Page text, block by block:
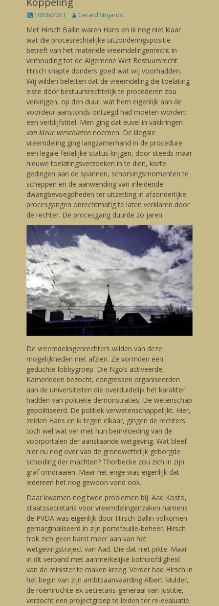
Posted
10/06/2023 Author
Gerard Strijards
Met Hirsch Ballin waren Hans en ik nog niet klaar
wat die procesrechtelijke uitzonderingspositie
betreft van het materiële vreemdelingenrecht in
verhouding tot de Algemene Wet Bestuursrecht.
Hirsch snapte donders goed wat wij voorhadden.
Wij wilden beletten dat de vreemdeling die toelating
eiste dóór bestuursrechtelijk te procederen zou
verkrijgen, op den duur, wat hem eigenlijk aan de
voordeur aanstonds ontzegd had moeten worden:
een verblijfstitel. Men ging dat euvel in vakkringen
van kleur verschieten noemen. De illegale
vreemdeling ging langzamerhand in de procedure
een legale feitelijke status krijgen, door steeds maar
nieuwe toelatingsverzoeken in te dien, korte
gedingen aan de spannen, schorsingsmomenten te
scheppen en de aanwending van inleidende
dwangbevoegdheden ter uitzetting in afzonderlijke
procesgangen onrechtmatig te laten verklaren door
de rechter. De procesgang duurde zo jaren.
De vreemdelingenrechters wilden van deze
mogelijkheden niet afzien. Ze vormden een
geduchte lobbygroep. Die Ngo’s activeerde,
Kamerleden bezocht, congressen organiseerden
aan de universiteiten die overduidelijk het karakter
hadden van politieke demonstraties. De wetenschap
gepolitiseerd. De politiek verwetenschappelijkt. Hier,
zeiden Hans en ik tegen elkaar, gingen de rechters
toch wel wat ver met hun beïnvloeding van de
voorportalen der aanstaande wetgeving. Wat bleef
hier nu nog over van de grondwettelijk geborgde
scheiding der machten? Thorbecke zou zich in zijn
graf omdraaien. Maar het enge was eigenlijk dat
iedereen het nog gewoon vond ook.
Daar kwamen nog twee problemen bij. Aad Kosto,
staatssecretaris voor vreemdelingenzaken namens
de PVDA was eigenlijk door Hirsch Ballin volkomen
gemarginaliseerd in zijn portefeuille-beheer. Hirsch
trok zich geen barst meer aan van het
wetgevingstraject van Aad. Die dat niet pikte. Maar
in dit verband met aanmerkelijke bothoofdigheid
van de minister te maken kreeg. Verder had Hirsch in
het begin van zijn ambtsaanvaarding Albert Mulder,
de roemruchte ex-secretaris-generaal van Justitie,
verzocht een projectgroep te leiden ter re-evaluatie